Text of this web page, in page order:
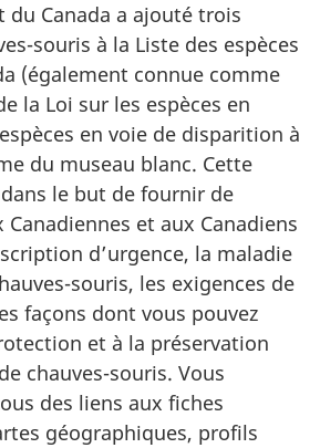
du Canada a ajouté trois
souris à la Liste des espèces
(également connue comme
la Loi sur les espèces en
en voie de disparition à
du museau blanc. Cette
le but de fournir de
et aux Canadiens
d’urgence, la maladie
souris, les exigences de
façons dont vous pouvez
et à la préservation
chauves-souris. Vous
des liens aux fiches
géographiques, profils